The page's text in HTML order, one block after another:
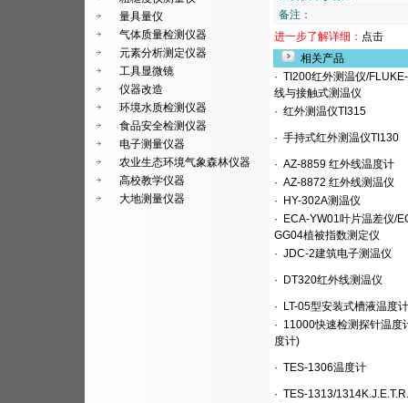
量具量仪
气体质量检测仪器
元素分析测定仪器
工具显微镜
仪器改造
环境水质检测仪器
食品安全检测仪器
电子测量仪器
农业生态环境气象森林仪器
高校教学仪器
大地测量仪器
备注：
进一步了解详细： 点击
相关产品
· TI200红外测温仪/
线与接触式测温仪
· 红外测温仪TI315
· 手持式红外测温仪TI130
· AZ-8859 红外线温度计
· AZ-8872 红外线测温仪
· HY-302A测温仪
· ECA-YW01叶片温差仪/
GG04植被指数测定仪
· JDC-2建筑电子测温仪
· DT320红外线测温仪
· LT-05型安装式槽液温度计
· 11000快速检测探针温度
度计)
· TES-1306温度计
· TES-1313/